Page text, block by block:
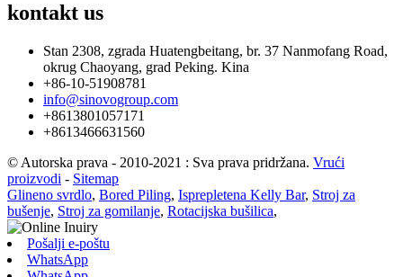
kontakt us
Stan 2308, zgrada Huatengbeitang, br. 37 Nanmofang Road,
okrug Chaoyang, grad Peking. Kina
+86-10-51908781
info@sinovogroup.com
+8613801057171
+8613466631560
© Autorska prava - 2010-2021 : Sva prava pridržana. Vrući
proizvodi - Sitemap
Glineno svrdlo, Bored Piling, Isprepletena Kelly Bar, Stroj za
bušenje, Stroj za gomilanje, Rotacijska bušilica,
Pošalji e-poštu
WhatsApp